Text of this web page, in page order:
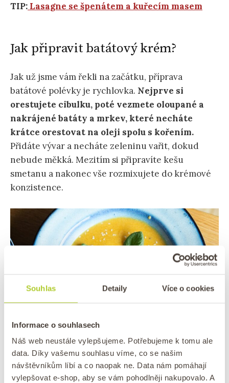
Souhlas Detaily Více o cookies
Informace o souhlasech
Náš web neustále vylepšujeme. Potřebujeme k tomu ale
data. Díky vašemu souhlasu víme, co se našim
návštěvníkům líbí a co naopak ne. Data nám pomáhají
vylepšovat e-shop, aby se vám pohodlněji nakupovalo. A
TIP: Lasagne se špenátem a kuřecím masem
Jak připravit batátový krém?
Jak už jsme vám řekli na začátku, příprava
batátové polévky je rychlovka. Nejprve si
orestujete cibulku, poté vezmete oloupané a
nakrájené batáty a mrkev, které necháte
krátce orestovat na oleji spolu s kořením.
Přidáte vývar a necháte zeleninu vařit, dokud
nebude měkká. Mezitím si připravíte kešu
smetanu a nakonec vše rozmixujete do krémové
konzistence.
Batátová polévka se zázvorem a mrkví